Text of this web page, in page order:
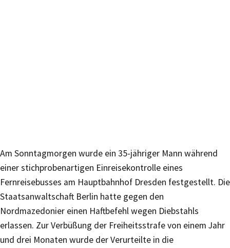
Am Sonntagmorgen wurde ein 35-jähriger Mann während
einer stichprobenartigen Einreisekontrolle eines
Fernreisebusses am Hauptbahnhof Dresden festgestellt. Die
Staatsanwaltschaft Berlin hatte gegen den
Nordmazedonier einen Haftbefehl wegen Diebstahls
erlassen. Zur Verbüßung der Freiheitsstrafe von einem Jahr
und drei Monaten wurde der Verurteilte in die